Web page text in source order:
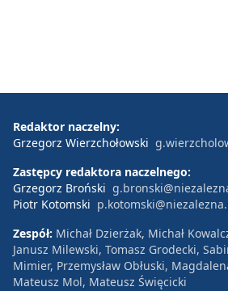
Redaktor naczelny:
Grzegorz Wierzchołowski
Zastępcy redaktora naczelnego:
Grzegorz Broński
Piotr Kotomski
Zespół: Michał Dzierżak, Michał
Janusz Milewski, Tomasz Grodecki,
Mimier, Przemysław Obłuski,
Mateusz Mol, Mateusz Święcicki